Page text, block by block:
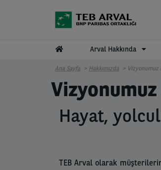
Arval Hakkında
Ana Sayfa Hakkımızda Vizyonumuz
Hayat,
TEB Arval olarak